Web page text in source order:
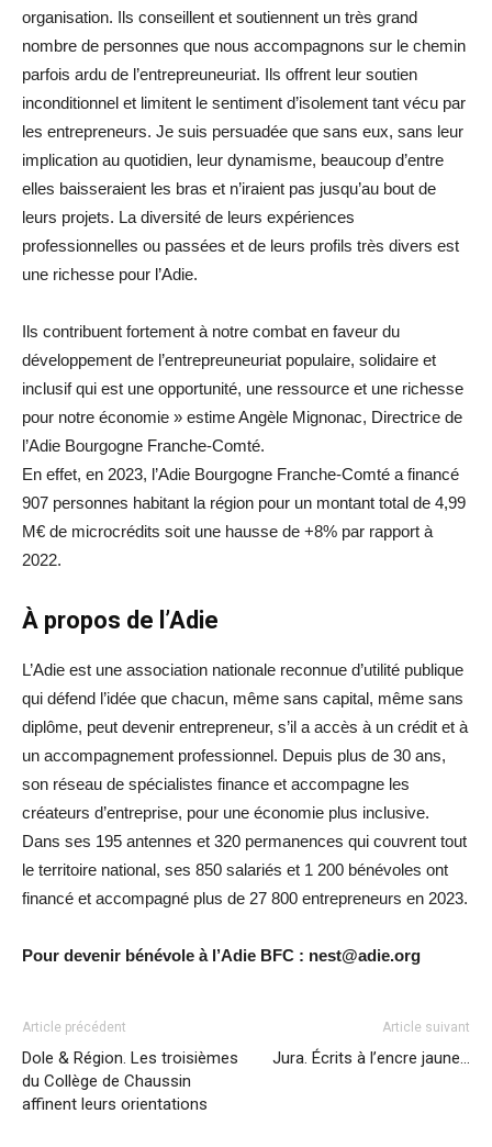
organisation. Ils conseillent et soutiennent un très grand
nombre de personnes que nous accompagnons sur le chemin
parfois ardu de l’entrepreuneuriat. Ils offrent leur soutien
inconditionnel et limitent le sentiment d’isolement tant vécu par
les entrepreneurs. Je suis persuadée que sans eux, sans leur
implication au quotidien, leur dynamisme, beaucoup d’entre
elles baisseraient les bras et n’iraient pas jusqu’au bout de
leurs projets. La diversité de leurs expériences
professionnelles ou passées et de leurs profils très divers est
une richesse pour l’Adie.
Ils contribuent fortement à notre combat en faveur du
développement de l’entrepreuneuriat populaire, solidaire et
inclusif qui est une opportunité, une ressource et une richesse
pour notre économie » estime Angèle Mignonac, Directrice de
l’Adie Bourgogne Franche-Comté.
En effet, en 2023, l’Adie Bourgogne Franche-Comté a financé
907 personnes habitant la région pour un montant total de 4,99
M€ de microcrédits soit une hausse de +8% par rapport à
2022.
À propos de l’Adie
L’Adie est une association nationale reconnue d’utilité publique
qui défend l’idée que chacun, même sans capital, même sans
diplôme, peut devenir entrepreneur, s’il a accès à un crédit et à
un accompagnement professionnel. Depuis plus de 30 ans,
son réseau de spécialistes finance et accompagne les
créateurs d’entreprise, pour une économie plus inclusive.
Dans ses 195 antennes et 320 permanences qui couvrent tout
le territoire national, ses 850 salariés et 1 200 bénévoles ont
financé et accompagné plus de 27 800 entrepreneurs en 2023.
Pour devenir bénévole à l’Adie BFC : nest@adie.org
Article précédent
Dole & Région. Les troisièmes
du Collège de Chaussin
affinent leurs orientations
Article suivant
Jura. Écrits à l’encre jaune…